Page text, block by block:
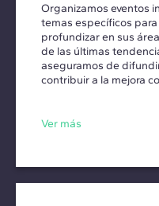
Organizamos eventos
temas específicos
profundizar en sus
de las últimas
aseguramos de
contribuir a la mejora
Ver más